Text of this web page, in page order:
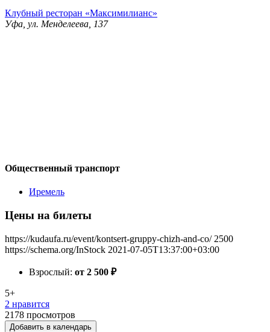
Клубный ресторан «Максимилианс»
Уфа, ул. Менделеева, 137
Общественный транспорт
Иремель
Цены на билеты
https://kudaufa.ru/event/kontsert-gruppy-chizh-and-co/ 2500
https://schema.org/InStock 2021-07-05T13:37:00+03:00
Взрослый: от 2 500 ₽
5+
2 нравится
2178 просмотров
Добавить в календарь